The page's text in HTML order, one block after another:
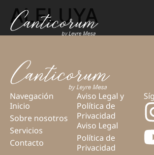
ALELUYA
Navegación
Inicio
Sobre nosotros
Servicios
Contacto
Aviso Legal y
Política de
Privacidad
Aviso Legal
Política de
Privacidad